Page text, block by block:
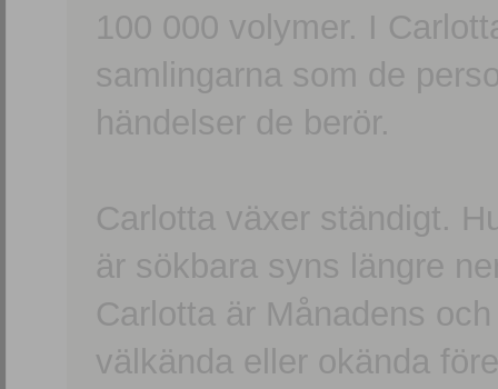
100 000 volymer. I
samlingarna som de
händelser de berör.
Carlotta växer ständigt.
är sökbara syns längre
Carlotta är Månadens
välkända eller okända